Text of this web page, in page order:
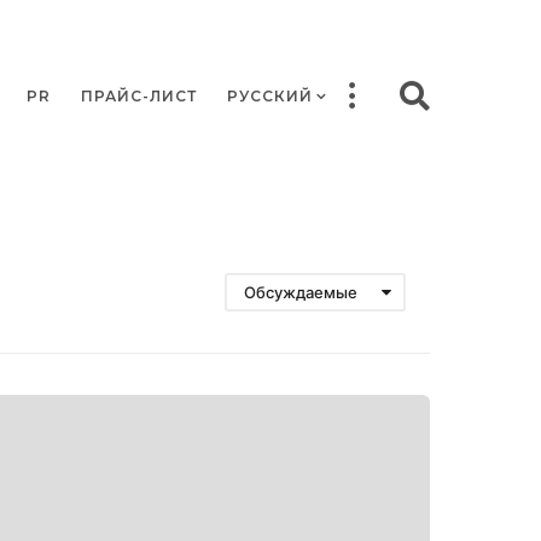
PR ПРАЙС-ЛИСТ РУССКИЙ
Обсуждаемые